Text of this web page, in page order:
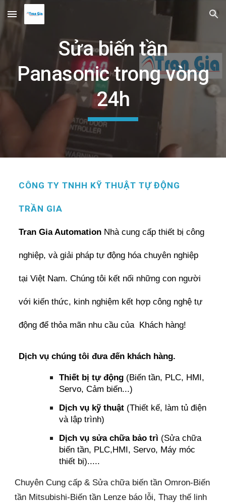
Skip to main content Skip to navigation
Sửa biến tần
Panasonic trong vòng
24h
CÔNG TY TNHH KỸ THUẬT TỰ ĐỘNG
TRẦN GIA
Tran Gia Automation Nhà cung cấp thiết bị công
nghiệp, và giải pháp tự động hóa chuyên nghiệp
tại Việt Nam. Chúng tôi kết nối những con người
với kiến thức, kinh nghiệm kết hợp công nghệ tự
động để thỏa mãn nhu cầu của Khách hàng!
Dịch vụ chúng tôi đưa đến khách hàng.
Thiết bị tự động (Biến tần, PLC, HMI,
Servo, Cảm biến...)
Dịch vụ kỹ thuật (Thiết kế, làm tủ điện
và lập trình)
Dịch vụ sửa chữa bảo trì (Sửa chữa
biến tần, PLC,HMI, Servo, Máy móc
thiết bị).....
Chuyên Cung cấp & Sửa chữa biến tần Omron-Biến
tần Mitsubishi-Biến tần Lenze báo lỗi, Thay thế linh